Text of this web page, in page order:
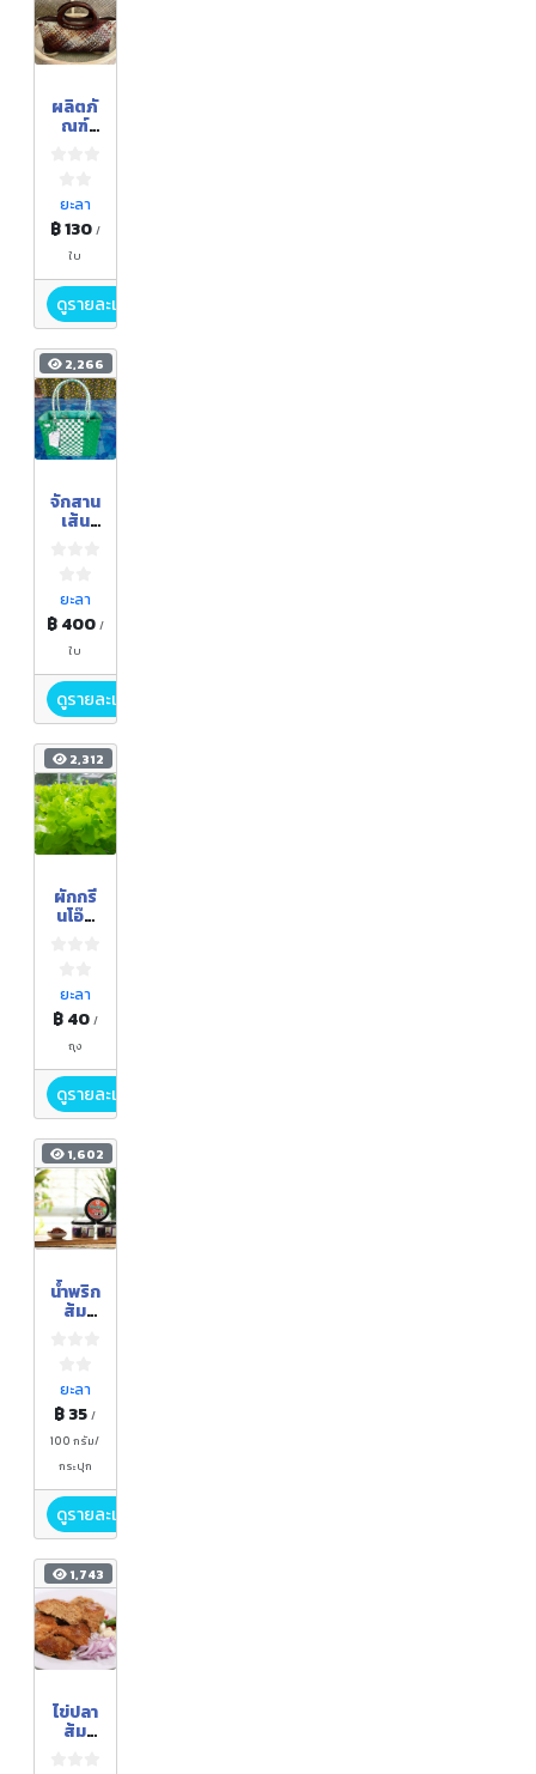
ผลิตภั
ณฑ์
ยะลา
฿ 130 /
ใบ
ดูรายละเอียด
2,266
จักสาน
เส้น
ยะลา
฿ 400 /
ใบ
ดูรายละเอียด
2,312
ผักกรี
นโอ๊ค
พิษ)
ยะลา
฿ 40 /
ถุง
ดูรายละเอียด
1,602
น้ำพริก
ส้ม
ดาว
ยะลา
฿ 35/
100 กรัม/
กระปุก
ดูรายละเอียด
1,743
ไข่ปลา
ส้ม